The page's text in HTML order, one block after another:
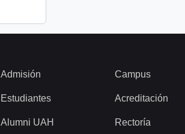
Admisión
Estudiantes
Alumni UAH
Campus
Acreditación
Rectoría